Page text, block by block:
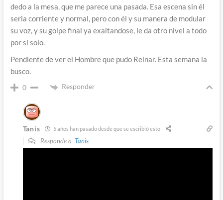
dedo a la mesa, que me parece una pasada. Esa escena sin él
seria corriente y normal, pero con él y su manera de modular
su voz, y su golpe final ya exaltandose, le da otro nivel a todo
por si solo.
Pendiente de ver el Hombre que pudo Reinar. Esta semana la
busco.
0 Responder
Tanis 5 años han pasado desde que se escribió esto
Responde a Tanis